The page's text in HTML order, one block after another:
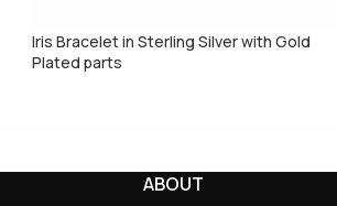
Iris Bracelet in Sterling Silver with Gold
Plated parts
ABOUT